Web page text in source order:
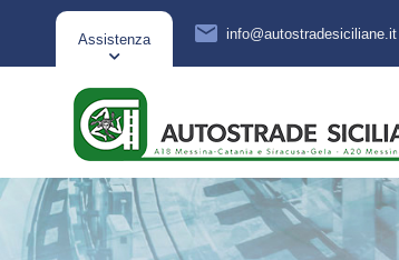
Assistenza info@autostradesiciliane.it